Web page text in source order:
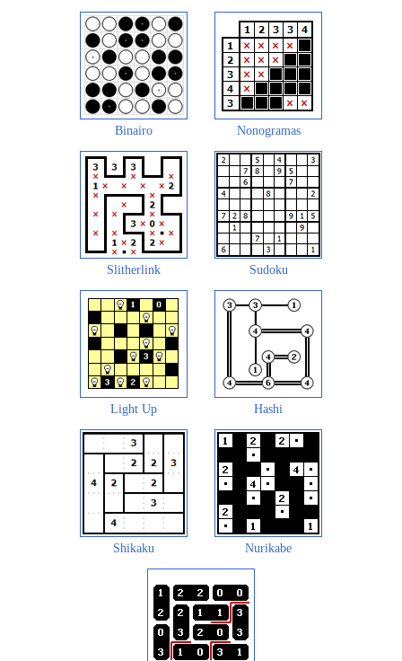
Binairo Nonogramas
Slitherlink Sudoku
Light Up Hashi
Shikaku Nurikabe